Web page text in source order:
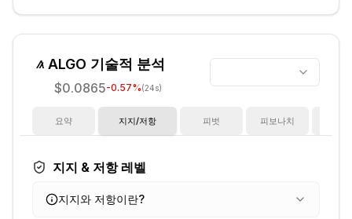
ALGO 기술적 분석
$0.0865-0.57%(24s)
요약 지지/저항 피벗 피보나치
지지 & 저항 레벨
지지와 저항이란?